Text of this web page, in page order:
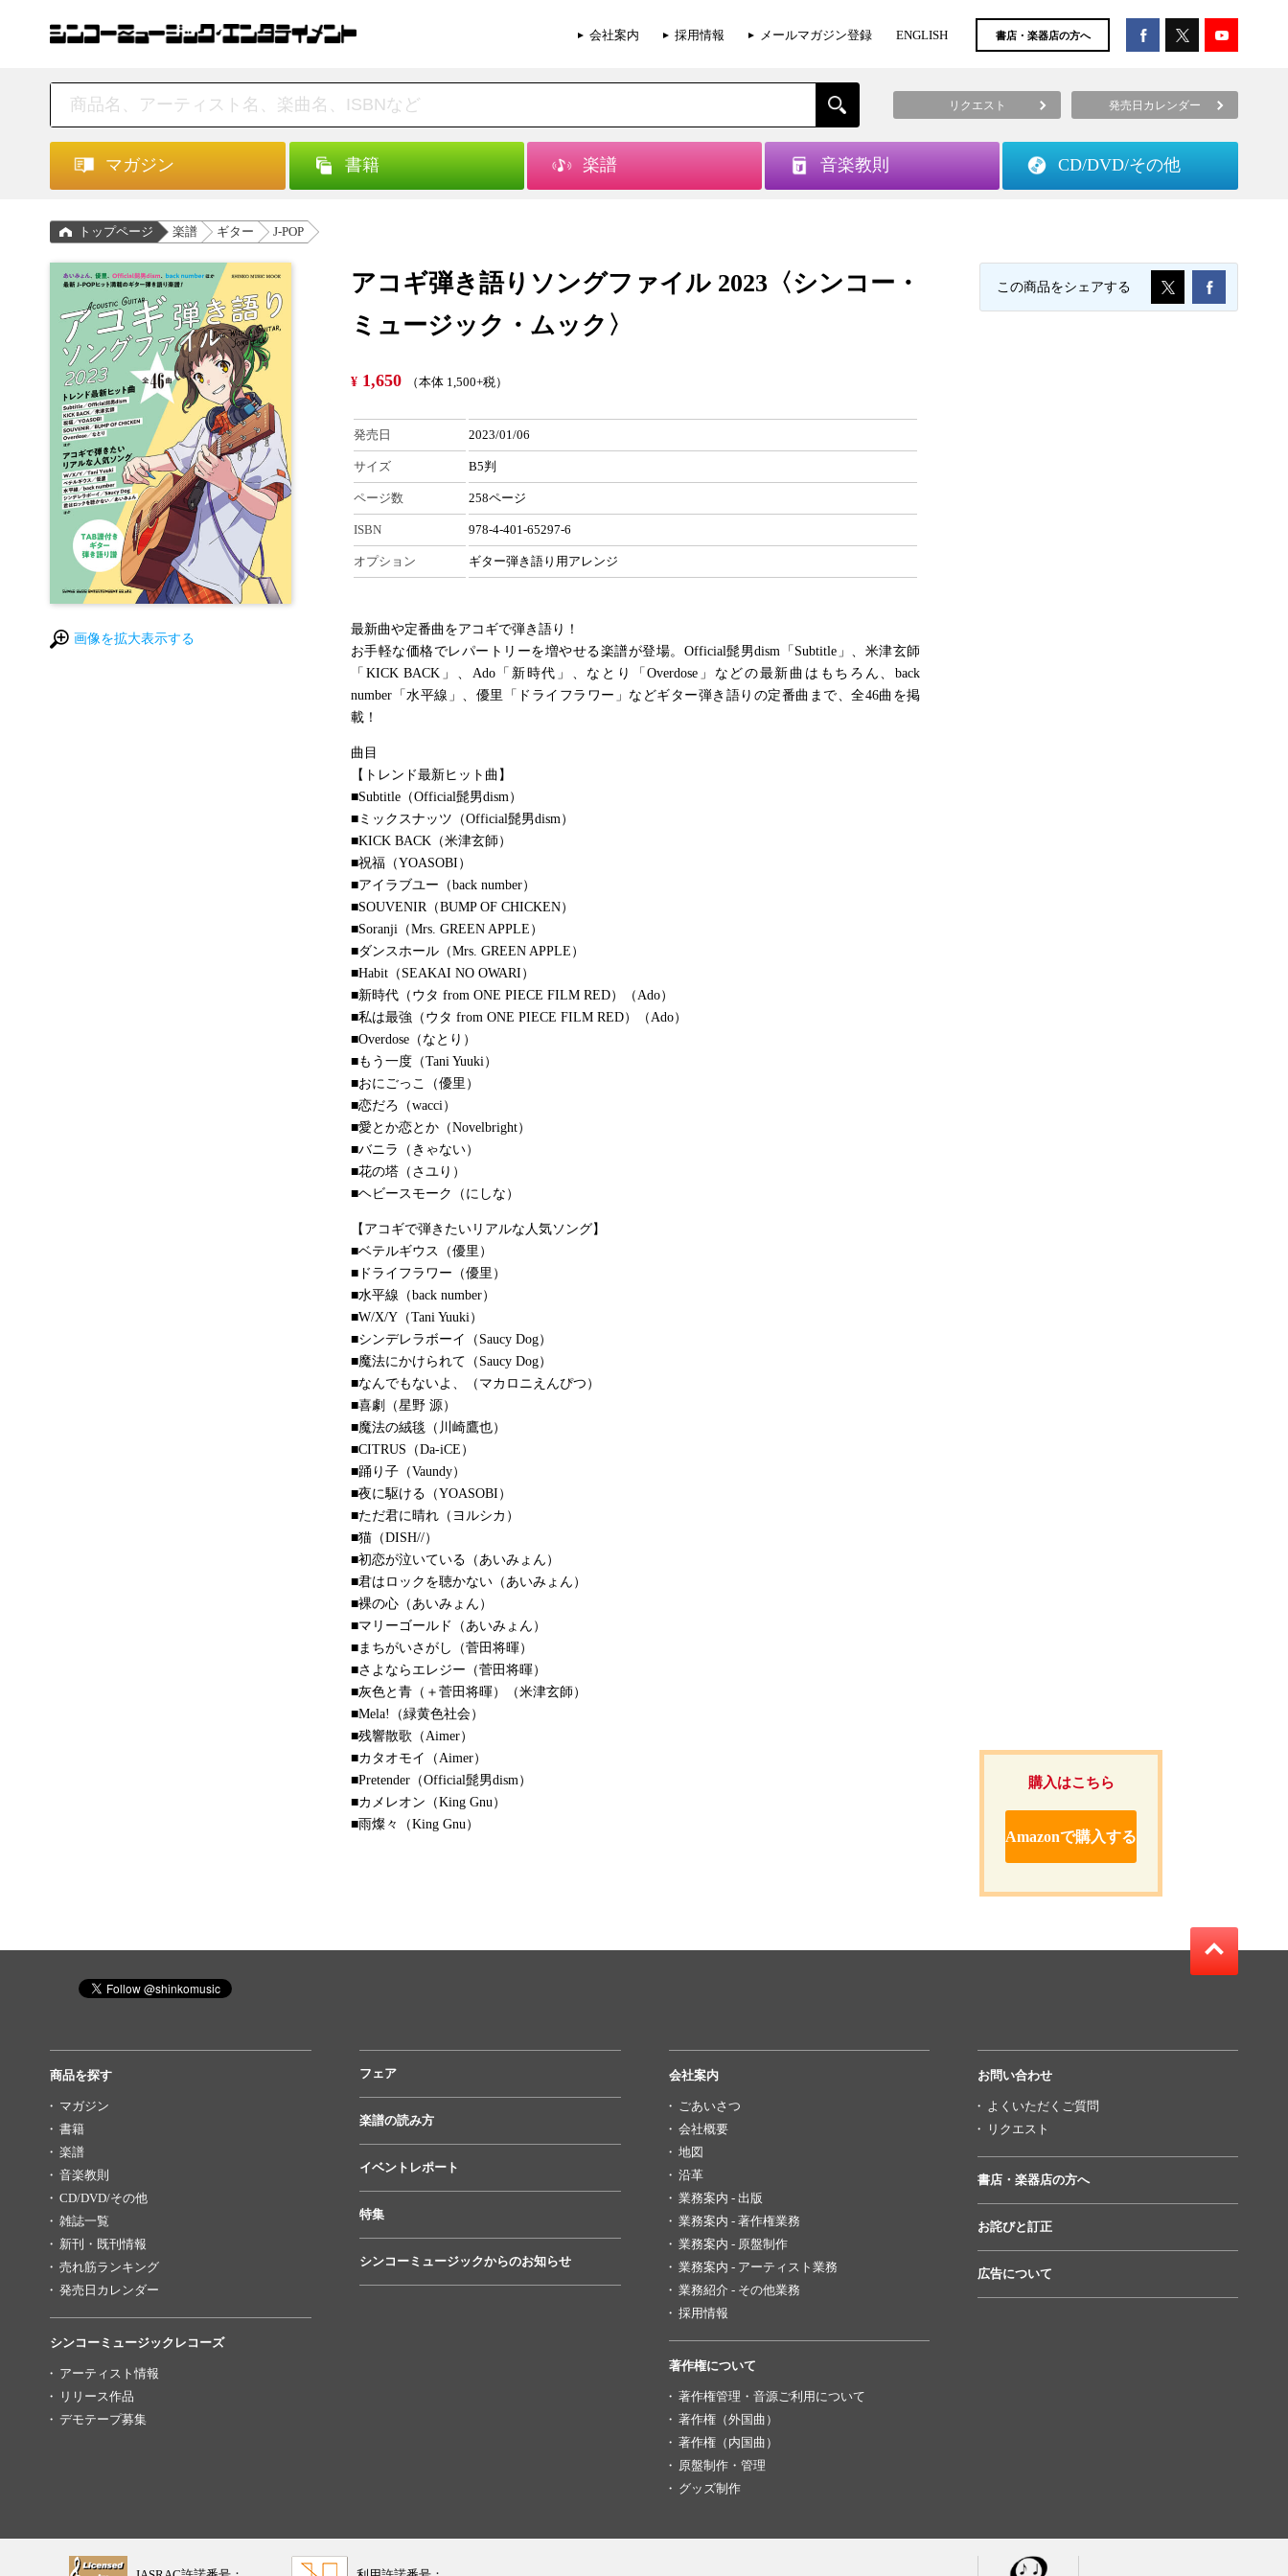
会社案内 採用情報 メールマガジン登録 ENGLISH 書店・楽器店の方へ
リクエスト 発売日カレンダー
マガジン 書籍 楽譜 音楽教則 CD/DVD/その他
トップページ 楽譜 ギター J-POP
画像を拡大表示する
アコギ弾き語りソングファイル 2023〈シンコー・
ミュージック・ムック〉
¥ 1,650 （本体 1,500+税）
発売日 2023/01/06
サイズ B5判
ページ数 258ページ
ISBN 978-4-401-65297-6
オプション ギター弾き語り用アレンジ
最新曲や定番曲をアコギで弾き語り！
お手軽な価格でレパートリーを増やせる楽譜が登場。Official髭男dism「Subtitle」、米津玄師
「KICK BACK」、Ado「新時代」、なとり「Overdose」などの最新曲はもちろん、back
number「水平線」、優里「ドライフラワー」などギター弾き語りの定番曲まで、全46曲を掲
載！
曲目
【トレンド最新ヒット曲】
■Subtitle（Official髭男dism）
■ミックスナッツ（Official髭男dism）
■KICK BACK（米津玄師）
■祝福（YOASOBI）
■アイラブユー（back number）
■SOUVENIR（BUMP OF CHICKEN）
■Soranji（Mrs. GREEN APPLE）
■ダンスホール（Mrs. GREEN APPLE）
■Habit（SEAKAI NO OWARI）
■新時代（ウタ from ONE PIECE FILM RED）（Ado）
■私は最強（ウタ from ONE PIECE FILM RED）（Ado）
■Overdose（なとり）
■もう一度（Tani Yuuki）
■おにごっこ（優里）
■恋だろ（wacci）
■愛とか恋とか（Novelbright）
■バニラ（きゃない）
■花の塔（さユり）
■ヘビースモーク（にしな）
【アコギで弾きたいリアルな人気ソング】
■ベテルギウス（優里）
■ドライフラワー（優里）
■水平線（back number）
■W/X/Y（Tani Yuuki）
■シンデレラボーイ（Saucy Dog）
■魔法にかけられて（Saucy Dog）
■なんでもないよ、（マカロニえんぴつ）
■喜劇（星野 源）
■魔法の絨毯（川崎鷹也）
■CITRUS（Da-iCE）
■踊り子（Vaundy）
■夜に駆ける（YOASOBI）
■ただ君に晴れ（ヨルシカ）
■猫（DISH//）
■初恋が泣いている（あいみょん）
■君はロックを聴かない（あいみょん）
■裸の心（あいみょん）
■マリーゴールド（あいみょん）
■まちがいさがし（菅田将暉）
■さよならエレジー（菅田将暉）
■灰色と青（＋菅田将暉）（米津玄師）
■Mela!（緑黄色社会）
■残響散歌（Aimer）
■カタオモイ（Aimer）
■Pretender（Official髭男dism）
■カメレオン（King Gnu）
■雨燦々（King Gnu）
購入はこちら
Amazonで購入する
この商品をシェアする
商品を探す
マガジン
書籍
楽譜
音楽教則
CD/DVD/その他
雑誌一覧
新刊・既刊情報
売れ筋ランキング
発売日カレンダー
シンコーミュージックレコーズ
アーティスト情報
リリース作品
デモテープ募集
フェア
楽譜の読み方
イベントレポート
特集
シンコーミュージックからのお知らせ
会社案内
ごあいさつ
会社概要
地図
沿革
業務案内 - 出版
業務案内 - 著作権業務
業務案内 - 原盤制作
業務案内 - アーティスト業務
業務紹介 - その他業務
採用情報
著作権について
著作権管理・音源ご利用について
著作権（外国曲）
著作権（内国曲）
原盤制作・管理
グッズ制作
お問い合わせ
よくいただくご質問
リクエスト
書店・楽器店の方へ
お詫びと訂正
広告について